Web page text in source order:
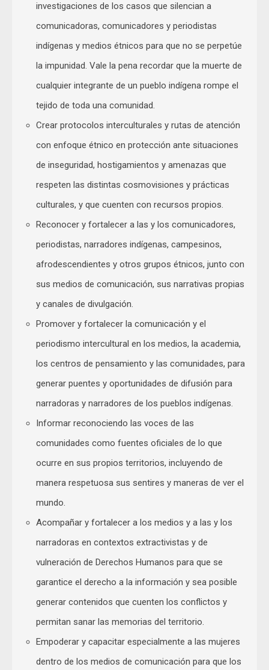
investigaciones de los casos que silencian a
comunicadoras, comunicadores y periodistas
indígenas y medios étnicos para que no se perpetúe
la impunidad. Vale la pena recordar que la muerte de
cualquier integrante de un pueblo indígena rompe el
tejido de toda una comunidad.
Crear protocolos interculturales y rutas de atención
con enfoque étnico en protección ante situaciones
de inseguridad, hostigamientos y amenazas que
respeten las distintas cosmovisiones y prácticas
culturales, y que cuenten con recursos propios.
Reconocer y fortalecer a las y los comunicadores,
periodistas, narradores indígenas, campesinos,
afrodescendientes y otros grupos étnicos, junto con
sus medios de comunicación, sus narrativas propias
y canales de divulgación.
Promover y fortalecer la comunicación y el
periodismo intercultural en los medios, la academia,
los centros de pensamiento y las comunidades, para
generar puentes y oportunidades de difusión para
narradoras y narradores de los pueblos indígenas.
Informar reconociendo las voces de las
comunidades como fuentes oficiales de lo que
ocurre en sus propios territorios, incluyendo de
manera respetuosa sus sentires y maneras de ver el
mundo.
Acompañar y fortalecer a los medios y a las y los
narradoras en contextos extractivistas y de
vulneración de Derechos Humanos para que se
garantice el derecho a la información y sea posible
generar contenidos que cuenten los conflictos y
permitan sanar las memorias del territorio.
Empoderar y capacitar especialmente a las mujeres
dentro de los medios de comunicación para que los